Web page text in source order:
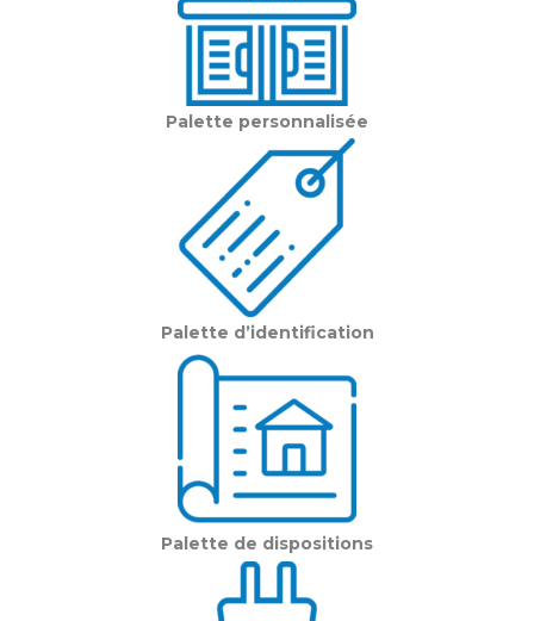
Palette personnalisée
Palette d’identification
Palette de dispositions